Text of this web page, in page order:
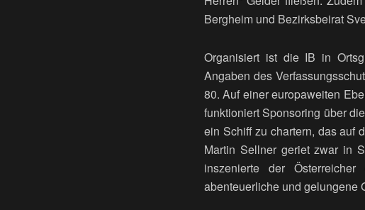
Bergheim und Bezirksbeirat
Organisiert ist die IB in
Angaben des
80. Auf einer europaweiten
funktioniert Sponsoring über
ein Schiff zu chartern, das auf
Martin Sellner geriet zwar in
inszenierte der
abenteuerliche und gelungene